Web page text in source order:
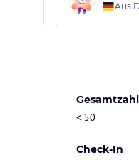
Aus
< 50
Check-In